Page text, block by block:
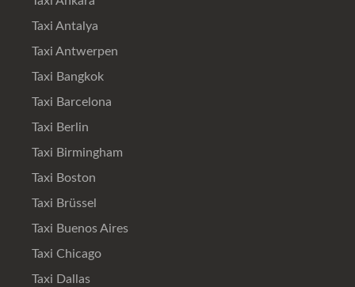
Taxi Antalya
Taxi Antwerpen
Taxi Bangkok
Taxi Barcelona
Taxi Berlin
Taxi Birmingham
Taxi Boston
Taxi Brüssel
Taxi Buenos Aires
Taxi Chicago
Taxi Dallas